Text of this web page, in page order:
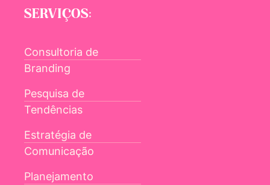
SERVIÇOS:
Consultoria de
Branding
Pesquisa de
Tendências
Estratégia de
Comunicação
Planejamento